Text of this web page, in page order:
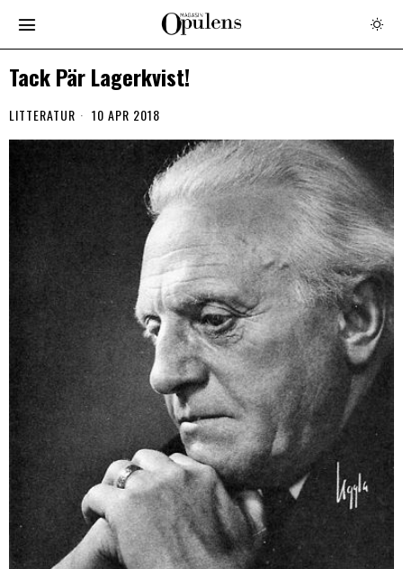
Tack Pär Lagerkvist!
LITTERATUR 10 APR 2018